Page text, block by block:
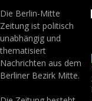
Die Berlin-Mitte
Zeitung ist politisch
unabhängig und
thematisiert
Nachrichten aus dem
Berliner Bezirk Mitte.